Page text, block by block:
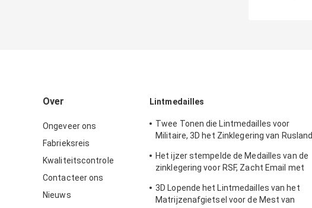
Over
Ongeveer ons
Fabrieksreis
Kwaliteitscontrole
Contacteer ons
Nieuws
Lintmedailles
Twee Tonen die Lintmedailles voor
Militaire, 3D het Zinklegering van Rusland
Het ijzer stempelde de Medailles van de
zinklegering voor RSF, Zacht Email met
3D Lopende het Lintmedailles van het
Matrijzenafgietsel voor de Mest van